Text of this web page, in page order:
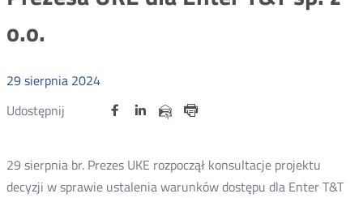
o.o.
29sierpnia 2024
Udostępnij
Udostępnij
Otwórz Udostępnij
na
OtwórzUdostępnij
na
OtwórzUdostępnij
przez
29 sierpnia br. Prezes UKE rozpoczął konsultacje projektu
decyzji w sprawie ustalenia warunków dostępu dla Enter T&T